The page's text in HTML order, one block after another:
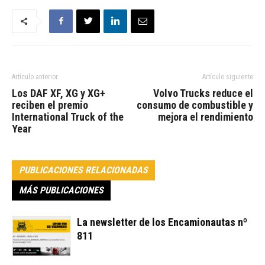
Artículo anterior
Los DAF XF, XG y XG+
reciben el premio
International Truck of the
Year
Artículo siguiente
Volvo Trucks reduce el
consumo de combustible y
mejora el rendimiento
PUBLICACIONES RELACIONADAS
MÁS PUBLICACIONES
La newsletter de los Encamionautas nº
811